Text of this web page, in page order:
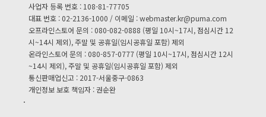
사업자 등록 번호 : 108-81-77705
대표 번호 : 02-2136-1000 / 이메일 :webmaster.kr@puma.com
오프라인스토어 문의 : 080-082-0888 (평일 10시~17시, 점심시간 12
시~14시 제외), 주말 및 공휴일(임시공휴일 포함) 제외
온라인스토어 문의 : 080-857-0777 (평일 10시~17시, 점심시간 12시
~14시 제외), 주말 및 공휴일(임시공휴일 포함) 제외
통신판매업신고 : 2017-서울중구-0863
개인정보 보호 책임자 : 권순완